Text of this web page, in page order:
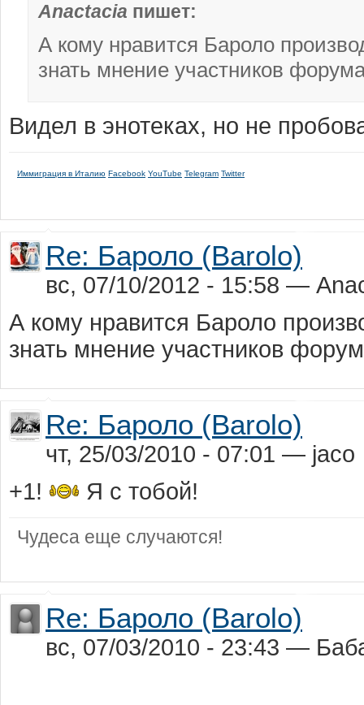
Anactacia пишет:
А кому нравится Бароло
знать мнение участников
Видел в энотеках, но не
Иммиграция в Италию Facebook YouTube Telegram Twitter
Re: Бароло (Barolo)
вс, 07/10/2012 - 15:58 —
А кому нравится Бароло
знать мнение участников
Re: Бароло (Barolo)
чт, 25/03/2010 - 07:01 — jaco
+1!
Я с тобой!
Чудеса еще случаются!
Re: Бароло (Barolo)
вс, 07/03/2010 - 23:43 —